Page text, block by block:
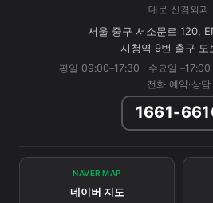
대문 신경외과
서울 중구 서소문로 120,
시청역 9번 출구 도
평일 09:00–17:30 · 수요일
전화 예약·상담
1661-
NAVER MAP
네이버 지도